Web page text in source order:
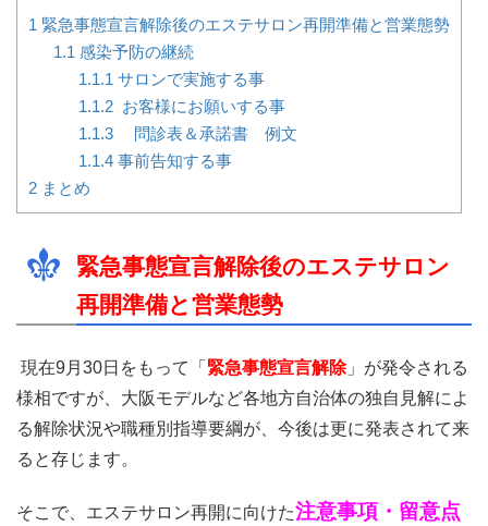
1 緊急事態宣言解除後のエステサロン再開準備と営業態勢
1.1 感染予防の継続
1.1.1 サロンで実施する事
1.1.2お客様にお願いする事
1.1.3問診表＆承諾書 例文
1.1.4事前告知する事
2 まとめ
緊急事態宣言解除後のエステサロン
再開準備と営業態勢
現在9月30日をもって「 緊急事態宣言解除」が発令される
様相ですが、大阪モデルなど各地方自治体の独自見解によ
る解除状況や職種別指導要綱が、今後は更に発表されて来
ると存じます。
そこで、エステサロン再開に向けた注意事項・留意点